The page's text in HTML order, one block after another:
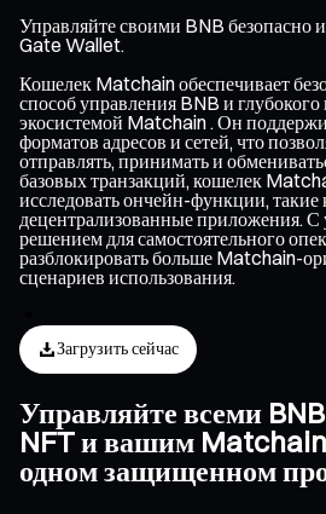
Управляйте своими BNB
Gate Wallet.
Кошелек Matchain обеспечивает
способ управления BNB и глубокого
экосистемой Matchain . Он
форматов адресов и сетей, что
отправлять, принимать и
базовых транзакций, кошелек
исследовать ончейн-функции, такие
децентрализованные приложения.
решением для самостоятельного
разблокировать больше Matchain-
сценариев использования.
Загрузить сейчас
Управляйте всеми
NFT и вашим
одном защищенном